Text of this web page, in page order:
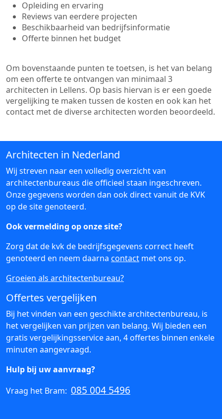
Opleiding en ervaring
Reviews van eerdere projecten
Beschikbaarheid van bedrijfsinformatie
Offerte binnen het budget
Om bovenstaande punten te toetsen, is het van belang
om een offerte te ontvangen van minimaal 3
architecten in Lellens. Op basis hiervan is er een goede
vergelijking te maken tussen de kosten en ook kan het
contact met de diverse architecten worden beoordeeld.
Architecten in Nederland
Wij streven naar een volledig overzicht van
architectenbureaus die officieel staan ingeschreven.
Onze gegevens worden dan ook direct vanuit de KVK
op de site genoteerd.
Ook vermelding op onze site?
Zorg dat de kvk de bedrijfsgegevens correct heeft
genoteerd en neem daarna contact met ons op.
Groeien als architectenbureau?
Offertes vergelijken
Bij het vinden van een geschikte architectenbureau, is
het vergelijken van prijzen van belang. Wij bieden een
gratis vergelijkingsservice aan, 4 offertes binnen enkele
minuten aangevraagd.
Hulp bij uw aanvraag?
Vraag het Bram: 085 004 5496